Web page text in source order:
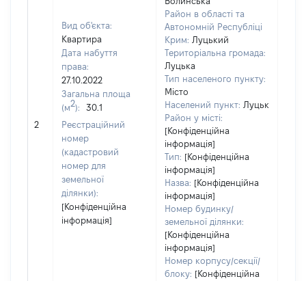
2
Вид об'єкта:
Квартира
Дата набуття
права:
27.10.2022
Загальна площа
(м2):
30.1
Реєстраційний
номер
(кадастровий
номер для
земельної
ділянки):
[Конфіденційна
інформація]
Район в області та
Автономній Республіці
Крим: Луцький
Територіальна громада:
Луцька
Тип населеного пункту:
Місто
Населений пункт: Луцьк
Район у місті:
[Конфіденційна
інформація]
Тип: [Конфіденційна
інформація]
Назва: [Конфіденційна
інформація]
Номер будинку/
земельної ділянки:
[Конфіденційна
інформація]
Номер корпусу/секції/
блоку: [Конфіденційна